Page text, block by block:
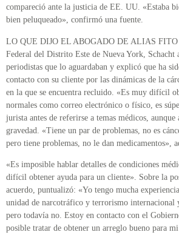
compareció ante la justicia de EE. UU. «Estaba
bien peluqueado», confirmó una fuente.
LO QUE DIJO EL ABOGADO DE ALIAS FITO
Federal del Distrito Este de Nueva York, Schacht
periodistas que lo aguardaban y explicó que ha
contacto con su cliente por las dinámicas de la
en la que se encuentra recluido. «Es muy difícil
normales como correo electrónico o físico, es
jurista antes de referirse a temas médicos,
gravedad. «Tiene un par de problemas, no es
pero tiene problemas, no le dan medicamentos»,
«Es imposible hablar detalles de condiciones
difícil obtener ayuda para un cliente». Sobre la
acuerdo, puntualizó: «Yo tengo mucha
unidad de narcotráfico y terrorismo internacional
pero todavía no. Estoy en contacto con el
posible tratar de obtener un arreglo bueno para